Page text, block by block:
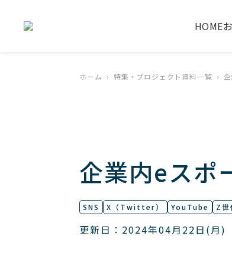
HOME
ホーム 特集・プロジェクト資料一覧
企業内eスポ
SNS X（Twitter） YouTube Z世
更新日：2024年04月22日(月)